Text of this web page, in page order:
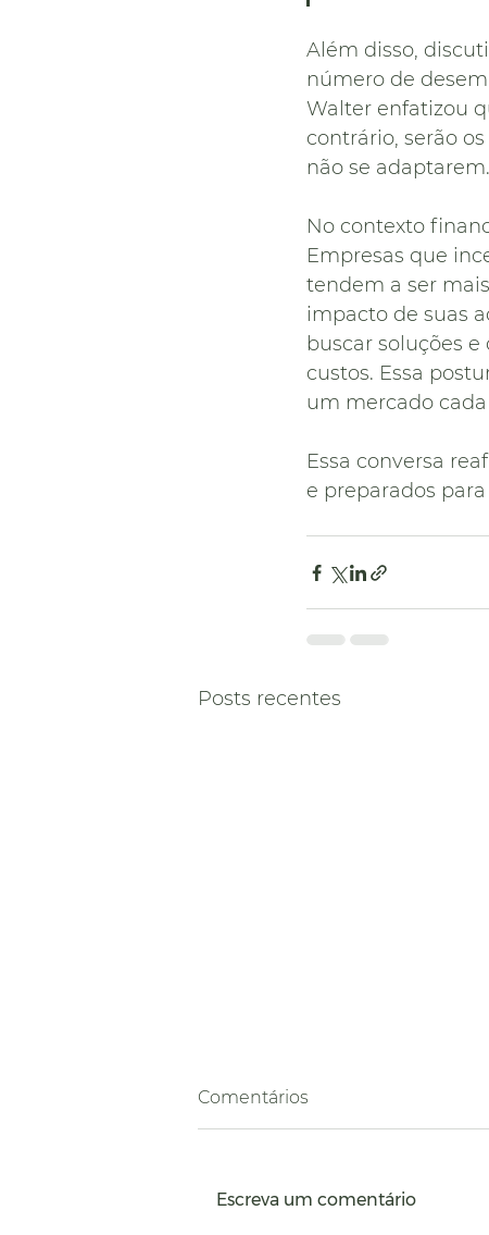
Além disso,
número de
Walter enfatizou
contrário, serão
não se adaptarem.
No contexto
Empresas que
tendem a ser
impacto de suas
buscar soluções
custos. Essa
um mercado
Essa conversa
e preparados
Posts recentes
Comentários
Escreva um comentário